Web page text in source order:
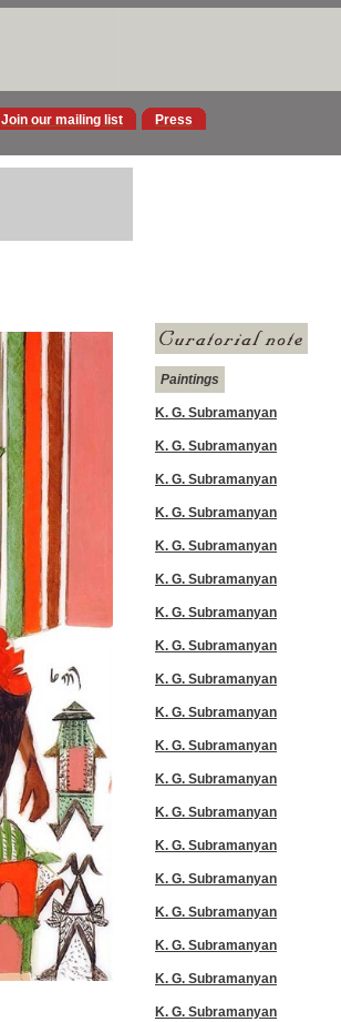
Join our mailing list Press
Paintings
K. G. Subramanyan
K. G. Subramanyan
K. G. Subramanyan
K. G. Subramanyan
K. G. Subramanyan
K. G. Subramanyan
K. G. Subramanyan
K. G. Subramanyan
K. G. Subramanyan
K. G. Subramanyan
K. G. Subramanyan
K. G. Subramanyan
K. G. Subramanyan
K. G. Subramanyan
K. G. Subramanyan
K. G. Subramanyan
K. G. Subramanyan
K. G. Subramanyan
K. G. Subramanyan